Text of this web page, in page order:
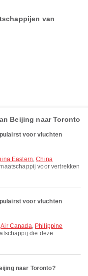
van
Beijing naar Toronto
voor vluchten
Eastern,China
voor vertrekken
voor vluchten
Air Canada, Philippine
die deze
naar Toronto?